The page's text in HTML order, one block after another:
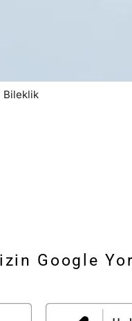
Bileklik
Google